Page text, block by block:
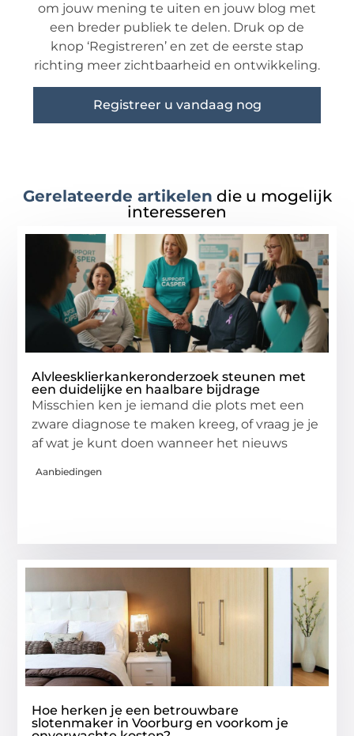
om jouw mening te uiten en jouw blog met
een breder publiek te delen. Druk op de
knop ‘Registreren’ en zet de eerste stap
richting meer zichtbaarheid en ontwikkeling.
Registreer u vandaag nog
Gerelateerde artikelen die u mogelijk
interesseren
Alvleesklierkankeronderzoek steunen met
een duidelijke en haalbare bijdrage
Misschien ken je iemand die plots met een
zware diagnose te maken kreeg, of vraag je je
af wat je kunt doen wanneer het nieuws
Aanbiedingen
Hoe herken je een betrouwbare
slotenmaker in Voorburg en voorkom je